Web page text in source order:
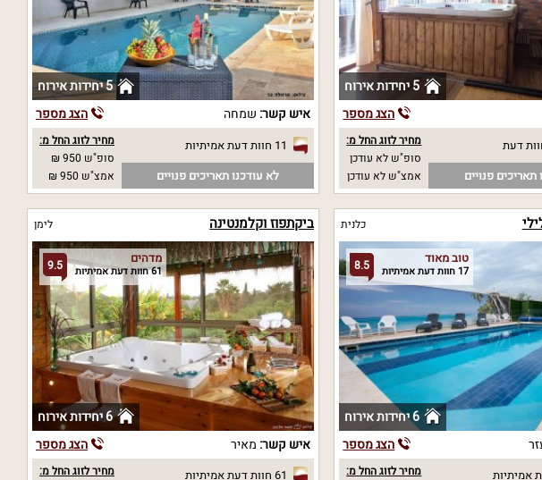
5 יחידות אירוח
הצג מספר
דעת
תאריכים פנויים
מחיר לזוג החל מ:
סופ"ש לא עודכן
אמצ"ש לא עודכן
5 יחידות אירוח
איש קשר: שמחה הצג מספר
11 חוות דעת אמיתיות
לא עודכנו תאריכים פנויים
מחיר לזוג החל מ:
סופ"ש 950 ₪
אמצ"ש 950 ₪
כלנית
8.5 טוב מאוד
17 חוות דעת אמיתיות
6 יחידות אירוח
הצג מספר
מחיר לזוג החל מ:
ביקתפוז וקלמנטינה לימן
9.5 מדהים
61 חוות דעת אמיתיות
6 יחידות אירוח
איש קשר: מאיר הצג מספר
61 חוות דעת אמיתיות
מחיר לזוג החל מ: